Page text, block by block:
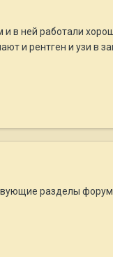
и в ней работали
и рентген и узи в
разделы